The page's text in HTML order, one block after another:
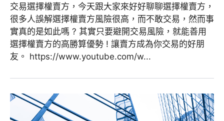
交易選擇權賣方，今天跟大家來好好聊聊選擇權賣方，
很多人誤解選擇權賣方風險很高，而不敢交易，然而事
實真的是如此嗎 ? 其實只要避開交易風險，就能善用
選擇權賣方的高勝算優勢 ! 讓賣方成為你交易的好朋
友。 https://www.youtube.com/w...